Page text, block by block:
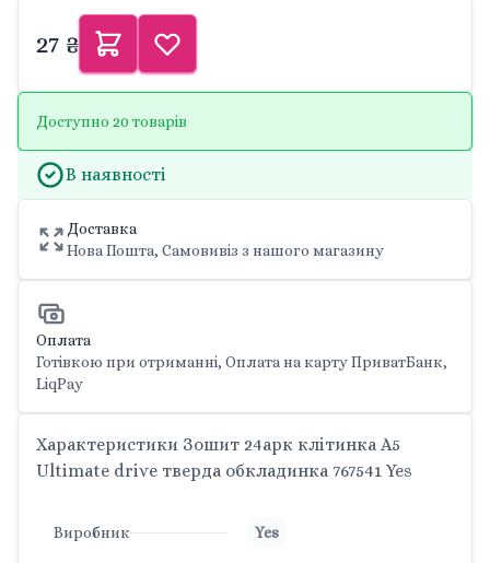
27 ₴
Доступно 20 товарів
В наявності
Доставка
Нова Пошта, Самовивіз з нашого магазину
Оплата
Готівкою при отриманні, Оплата на карту ПриватБанк,
LiqPay
Характеристики Зошит 24арк клітинка A5
Ultimate drive тверда обкладинка 767541 Yes
Виробник Yes